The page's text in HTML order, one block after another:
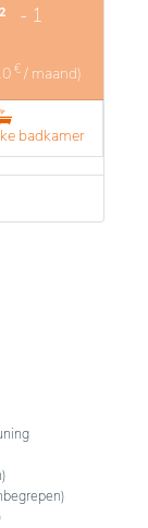
- 1
€ / maand)
badkamer